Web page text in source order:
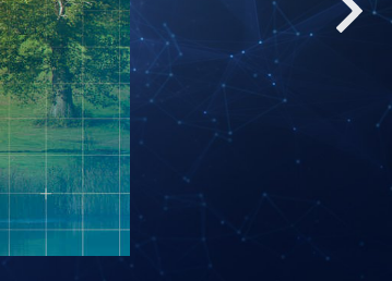
Antworten auf das Drogenproblem
Kinder
Werkzeuge für den Arbeitsplatz
Ethik und die Zustände
Die Ursache von Unterdrückung
Ermittlungen